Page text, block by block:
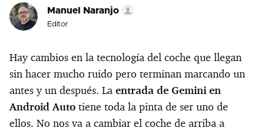
Manuel Naranjo
Editor
Hay cambios en la tecnología del coche que llegan
sin hacer mucho ruido pero terminan marcando un
antes y un después. La entrada de Gemini en
Android Auto tiene toda la pinta de ser uno de
ellos. No nos va a cambiar el coche de arriba a